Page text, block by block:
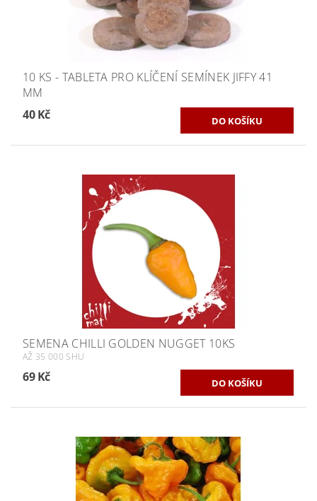
10 KS - TABLETA PRO KLÍČENÍ SEMÍNEK JIFFY 41
MM
40 Kč
SEMENA CHILLI GOLDEN NUGGET 10KS
AŽ 35 000 SHU
69 Kč